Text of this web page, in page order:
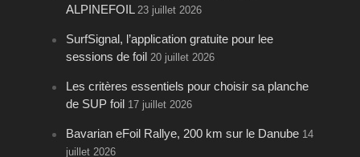
ALPINEFOIL 23 juillet 2026
SurfSignal, l’application gratuite pour lee
sessions de foil 20 juillet 2026
Les critères essentiels pour choisir sa planche
de SUP foil 17 juillet 2026
Bavarian eFoil Rallye, 200 km sur le Danube 14
juillet 2026